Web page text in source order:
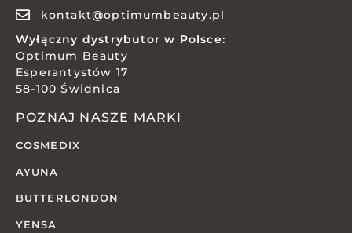
kontakt@optimumbeauty.pl
Wyłączny dystrybutor w Polsce:
Optimum Beauty
Esperantystów 17
58-100 Świdnica
POZNAJ NASZE MARKI
COSMEDIX
AYUNA
BUTTERLONDON
YENSA